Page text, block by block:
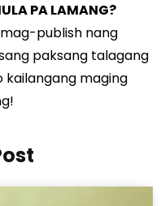
PA LAMANG?
publish nang
paksang talagang
kailangang maging